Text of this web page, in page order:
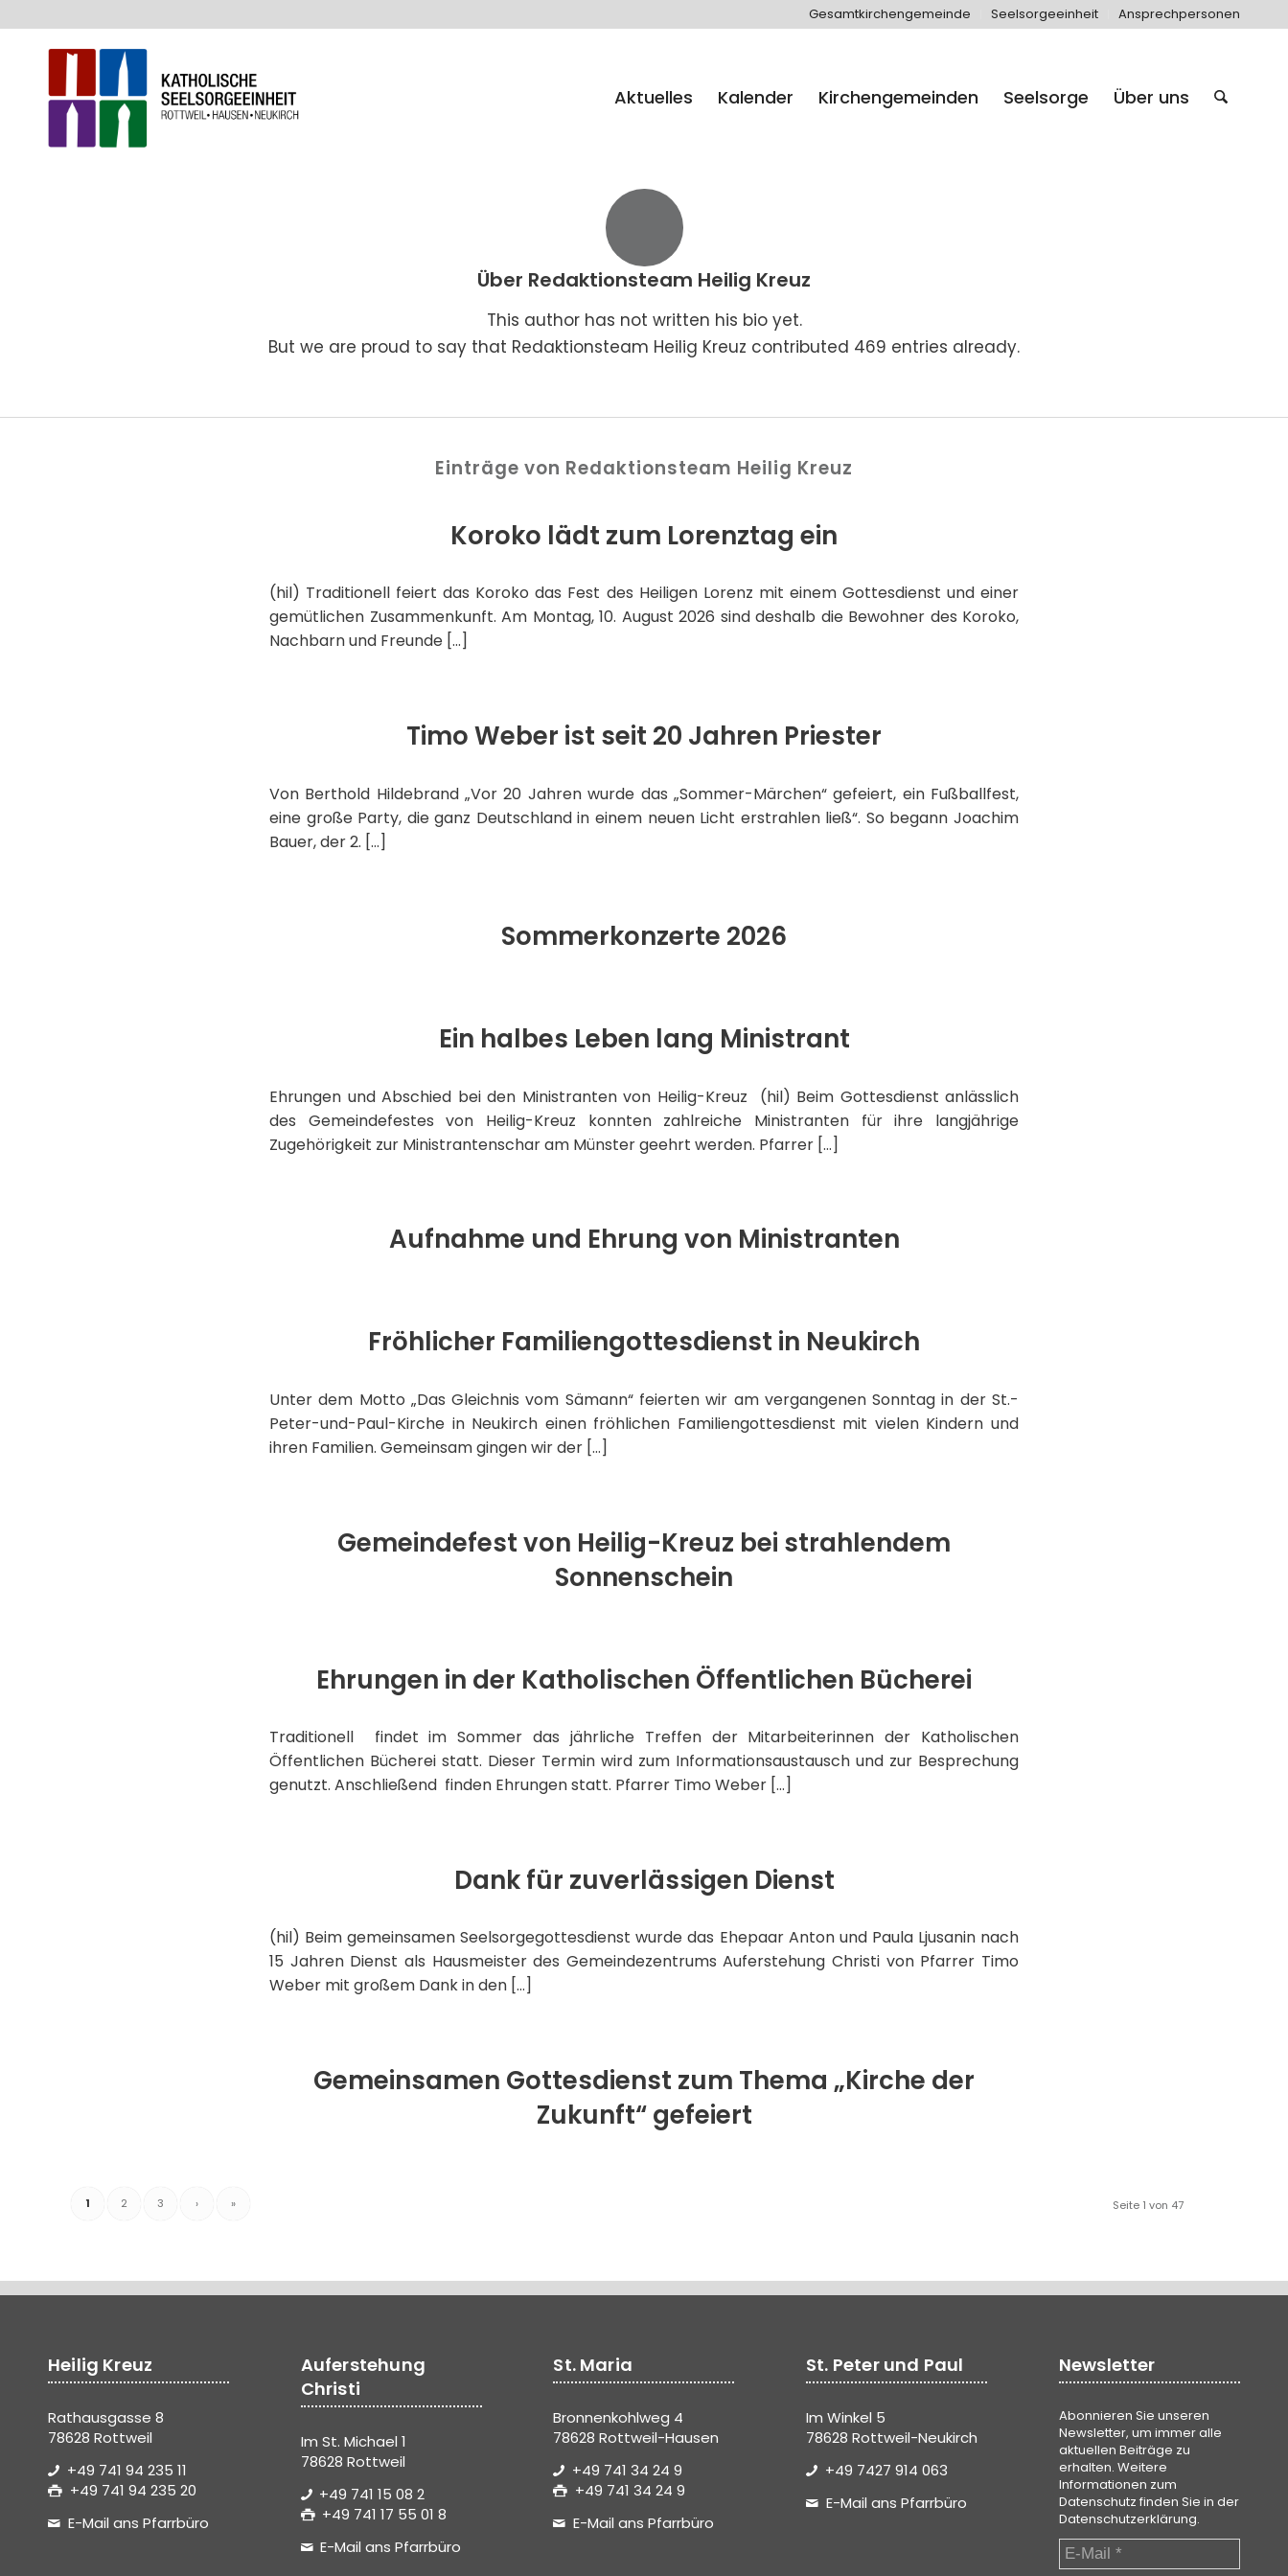
Gesamtkirchengemeinde Seelsorgeeinheit Ansprechpersonen
Aktuelles Kalender Kirchengemeinden Seelsorge Über uns
Über Redaktionsteam Heilig Kreuz
This author has not written his bio yet.
But we are proud to say that Redaktionsteam Heilig Kreuz contributed 469 entries already.
Einträge von Redaktionsteam Heilig Kreuz
Koroko lädt zum Lorenztag ein
(hil) Traditionell feiert das Koroko das Fest des Heiligen Lorenz mit einem Gottesdienst und einer
gemütlichen Zusammenkunft. Am Montag, 10. August 2026 sind deshalb die Bewohner des Koroko,
Nachbarn und Freunde […]
Timo Weber ist seit 20 Jahren Priester
Von Berthold Hildebrand „Vor 20 Jahren wurde das „Sommer-Märchen“ gefeiert, ein Fußballfest,
eine große Party, die ganz Deutschland in einem neuen Licht erstrahlen ließ“. So begann Joachim
Bauer, der 2. […]
Sommerkonzerte 2026
Ein halbes Leben lang Ministrant
Ehrungen und Abschied bei den Ministranten von Heilig-Kreuz (hil) Beim Gottesdienst anlässlich
des Gemeindefestes von Heilig-Kreuz konnten zahlreiche Ministranten für ihre langjährige
Zugehörigkeit zur Ministrantenschar am Münster geehrt werden. Pfarrer […]
Aufnahme und Ehrung von Ministranten
Fröhlicher Familiengottesdienst in Neukirch
Unter dem Motto „Das Gleichnis vom Sämann“ feierten wir am vergangenen Sonntag in der St.-
Peter-und-Paul-Kirche in Neukirch einen fröhlichen Familiengottesdienst mit vielen Kindern und
ihren Familien. Gemeinsam gingen wir der […]
Gemeindefest von Heilig-Kreuz bei strahlendem
Sonnenschein
Ehrungen in der Katholischen Öffentlichen Bücherei
Traditionell findet im Sommer das jährliche Treffen der Mitarbeiterinnen der Katholischen
Öffentlichen Bücherei statt. Dieser Termin wird zum Informationsaustausch und zur Besprechung
genutzt. Anschließend finden Ehrungen statt. Pfarrer Timo Weber […]
Dank für zuverlässigen Dienst
(hil) Beim gemeinsamen Seelsorgegottesdienst wurde das Ehepaar Anton und Paula Ljusanin nach
15 Jahren Dienst als Hausmeister des Gemeindezentrums Auferstehung Christi von Pfarrer Timo
Weber mit großem Dank in den […]
Gemeinsamen Gottesdienst zum Thema „Kirche der
Zukunft“ gefeiert
Seite 1 von 47
1 2 3 › »
Heilig Kreuz
Rathausgasse 8
78628 Rottweil
+49 741 94 235 11
+49 741 94 235 20
E-Mail ans Pfarrbüro
Auferstehung
Christi
Im St. Michael 1
78628 Rottweil
+49 741 15 08 2
+49 741 17 55 01 8
E-Mail ans Pfarrbüro
St. Maria
Bronnenkohlweg 4
78628 Rottweil-Hausen
+49 741 34 24 9
+49 741 34 24 9
E-Mail ans Pfarrbüro
St. Peter und Paul
Im Winkel 5
78628 Rottweil-Neukirch
+49 7427 914 063
E-Mail ans Pfarrbüro
Newsletter
Abonnieren Sie unseren
Newsletter, um immer alle
aktuellen Beiträge zu
erhalten. Weitere
Informationen zum
Datenschutz finden Sie in der
Datenschutzerklärung.